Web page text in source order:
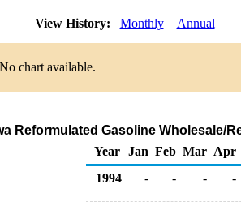
View History: Monthly Annual
No chart available.
Reformulated Gasoline Wholesale/
Year Jan Feb Mar Apr
1994
- - - -